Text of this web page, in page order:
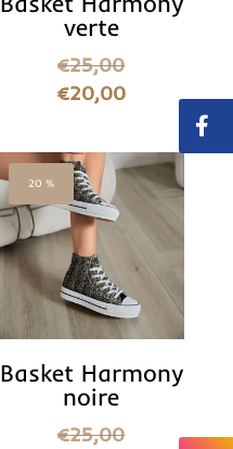
verte
€25,00
€20,00
20 %
Basket Harmony
noire
€25,00